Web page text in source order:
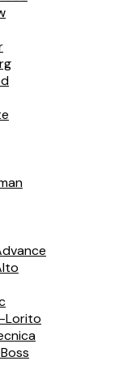
Lorito